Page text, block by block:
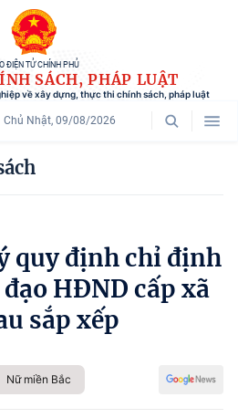
ĐIỆN TỬ CHÍNH PHỦ
SÁCH, PHÁP LUẬT
về xây dựng, thực thi chính sách, pháp luật
Chủ Nhật, 09/08/2026
quy định chỉ định
HĐND cấp xã
sắp xếp
Nữ miền Bắc